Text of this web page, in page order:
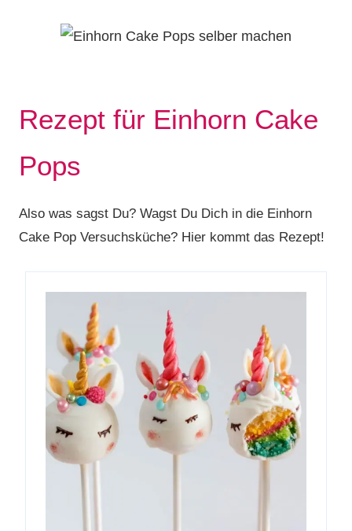
Rezept für Einhorn Cake
Pops
Also was sagst Du? Wagst Du Dich in die Einhorn
Cake Pop Versuchsküche? Hier kommt das Rezept!